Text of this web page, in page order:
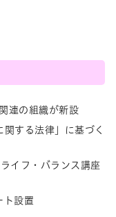
連の組織が新設
関する法律」に基づく
イフ・バランス講座
ト設置